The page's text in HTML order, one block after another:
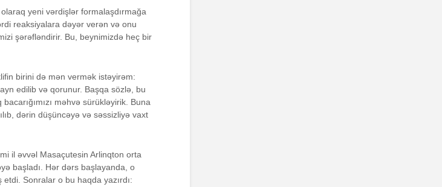
yeni vərdişlər formalaşdırmağa
reaksiyalara dəyər verən və onu
şərəfləndirir. Bu, beynimizdə heç bir
birini də mən vermək istəyirəm:
edilib və qorunur. Başqa sözlə, bu
məhvə sürükləyirik. Buna
dərin düşüncəyə və səssizliyə vaxt
il əvvəl Masaçutesin Arlinqton orta
başladı. Hər dərs başlayanda, o
Sonralar o bu haqda yazırdı: